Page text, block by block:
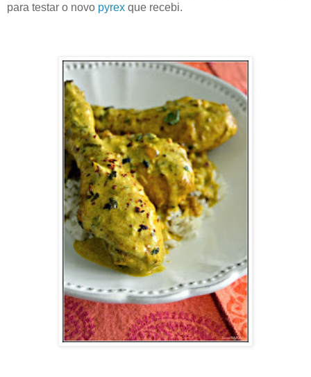
para testar o novo pyrex que recebi.